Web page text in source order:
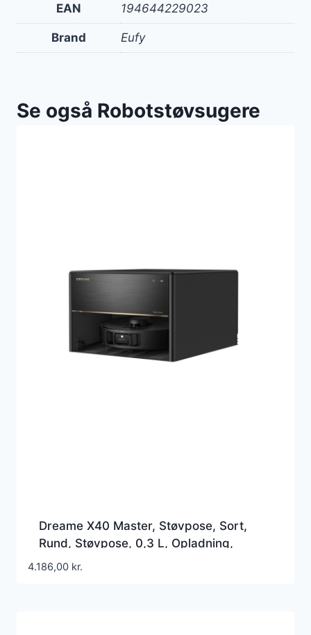
EAN 194644229023
Brand Eufy
Se også Robotstøvsugere
Dreame X40 Master, Støvpose, Sort,
Rund, Støvpose, 0,3 L, Opladning,
Purification
4.186,00 kr.